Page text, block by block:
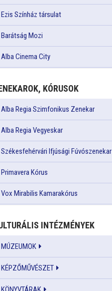
Ezis Színház társulat
Barátság Mozi
Alba Cinema City
KÓRUSOK
Alba Regia Szimfonikus Zenekar
Alba Regia Vegyeskar
Székesfehérvári Ifjúsági Fúvószenekar
Primavera Kórus
Vox Mirabilis Kamarakórus
INTÉZMÉNYEK
MÚZEUMOK
KÉPZŐMŰVÉSZET